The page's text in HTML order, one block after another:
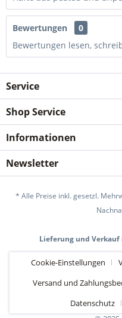
Bewertungen
0
Bewertungen lesen,
Service
Shop Service
Informationen
Newsletter
* Alle Preise inkl. gesetzl.
Lieferung und Verkauf
Cookie-Einstellungen
Versand und
Datenschutz